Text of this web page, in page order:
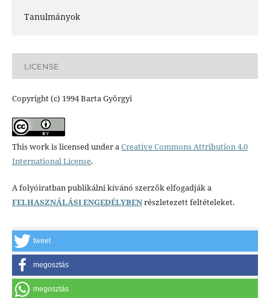
Tanulmányok
LICENSE
Copyright (c) 1994 Barta Györgyi
This work is licensed under aCreative Commons Attribution 4.0
International License.
A folyóiratban publikálni kívánó szerzők elfogadják a
FELHASZNÁLÁSI ENGEDÉLYBENrészletezett feltételeket.
tweet
megosztás
megosztás